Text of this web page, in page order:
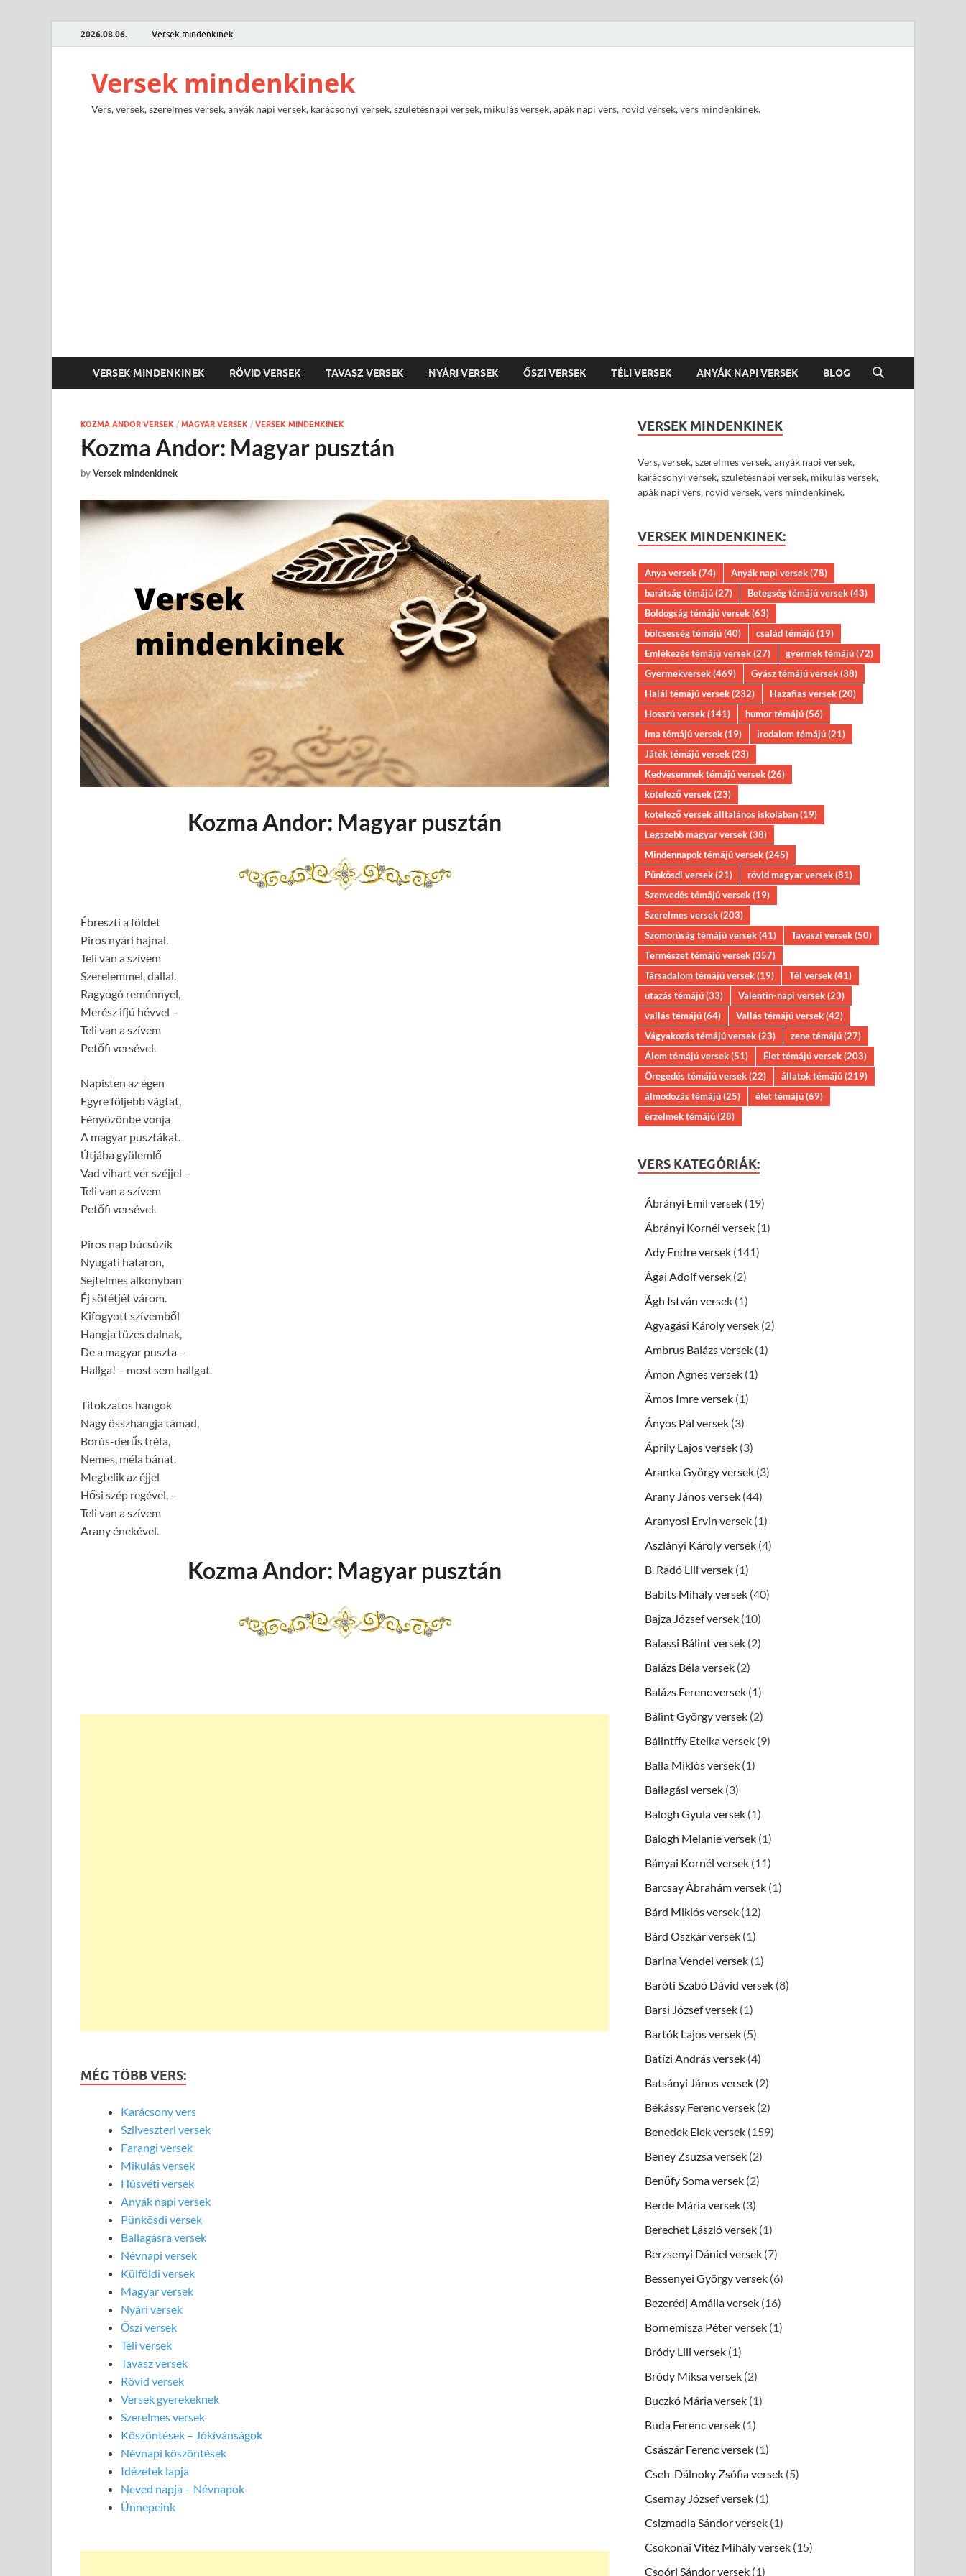
2026.08.06. Versek mindenkinek
Versek mindenkinek
Vers, versek, szerelmes versek, anyák napi versek, karácsonyi versek, születésnapi versek, mikulás versek, apák napi vers, rövid versek, vers mindenkinek.
VERSEK MINDENKINEK RÖVID VERSEK TAVASZ VERSEK NYÁRI VERSEK ŐSZI VERSEK TÉLI VERSEK ANYÁK NAPI VERSEK BLOG
KOZMA ANDOR VERSEK / MAGYAR VERSEK / VERSEK MINDENKINEK
Kozma Andor: Magyar pusztán
byVersek mindenkinek
Kozma Andor: Magyar pusztán
Ébreszti a földet
Piros nyári hajnal.
Teli van a szívem
Szerelemmel, dallal.
Ragyogó reménnyel,
Merész ifjú hévvel –
Teli van a szívem
Petőfi versével.
Napisten az égen
Egyre följebb vágtat,
Fényözönbe vonja
A magyar pusztákat.
Útjába gyülemlő
Vad vihart ver széjjel –
Teli van a szívem
Petőfi versével.
Piros nap búcsúzik
Nyugati határon,
Sejtelmes alkonyban
Éj sötétjét várom.
Kifogyott szívemből
Hangja tüzes dalnak,
De a magyar puszta –
Hallga! – most sem hallgat.
Titokzatos hangok
Nagy összhangja támad,
Borús-derűs tréfa,
Nemes, méla bánat.
Megtelik az éjjel
Hősi szép regével, –
Teli van a szívem
Arany énekével.
Kozma Andor: Magyar pusztán
MÉG TÖBB VERS:
Karácsony vers
Szilveszteri versek
Farangi versek
Mikulás versek
Húsvéti versek
Anyák napi versek
Pünkösdi versek
Ballagásra versek
Névnapi versek
Külföldi versek
Magyar versek
Nyári versek
Őszi versek
Téli versek
Tavasz versek
Rövid versek
Versek gyerekeknek
Szerelmes versek
Köszöntések – Jókívánságok
Névnapi köszöntések
Idézetek lapja
Neved napja – Névnapok
Ünnepeink
VERSEK MINDENKINEK
Vers, versek, szerelmes versek, anyák napi versek,
karácsonyi versek, születésnapi versek, mikulás versek,
apák napi vers, rövid versek, vers mindenkinek.
VERSEK MINDENKINEK:
Anya versek(74) Anyák napi versek(78)
barátság témájú(27) Betegség témájú versek(43)
Boldogság témájú versek(63)
bölcsesség témájú(40) család témájú(19)
Emlékezés témájú versek(27) gyermek témájú(72)
Gyermekversek(469) Gyász témájú versek(38)
Halál témájú versek(232) Hazafias versek(20)
Hosszú versek(141) humor témájú(56)
Ima témájú versek(19) irodalom témájú(21)
Játék témájú versek(23)
Kedvesemnek témájú versek(26)
kötelező versek(23)
kötelező versek álltalános iskolában(19)
Legszebb magyar versek(38)
Mindennapok témájú versek(245)
Pünkösdi versek(21) rövid magyar versek(81)
Szenvedés témájú versek(19)
Szerelmes versek(203)
Szomorúság témájú versek(41) Tavaszi versek(50)
Természet témájú versek(357)
Társadalom témájú versek(19) Tél versek(41)
utazás témájú(33) Valentin-napi versek(23)
vallás témájú(64) Vallás témájú versek(42)
Vágyakozás témájú versek(23) zene témájú(27)
Álom témájú versek(51) Élet témájú versek(203)
Öregedés témájú versek(22) állatok témájú(219)
álmodozás témájú(25) élet témájú(69)
érzelmek témájú(28)
VERS KATEGÓRIÁK:
Ábrányi Emil versek (19)
Ábrányi Kornél versek (1)
Ady Endre versek (141)
Ágai Adolf versek (2)
Ágh István versek (1)
Agyagási Károly versek (2)
Ambrus Balázs versek (1)
Ámon Ágnes versek (1)
Ámos Imre versek (1)
Ányos Pál versek (3)
Áprily Lajos versek (3)
Aranka György versek (3)
Arany János versek (44)
Aranyosi Ervin versek (1)
Aszlányi Károly versek (4)
B. Radó Lili versek (1)
Babits Mihály versek (40)
Bajza József versek (10)
Balassi Bálint versek (2)
Balázs Béla versek (2)
Balázs Ferenc versek (1)
Bálint György versek (2)
Bálintffy Etelka versek (9)
Balla Miklós versek (1)
Ballagási versek (3)
Balogh Gyula versek (1)
Balogh Melanie versek (1)
Bányai Kornél versek (11)
Barcsay Ábrahám versek (1)
Bárd Miklós versek (12)
Bárd Oszkár versek (1)
Barina Vendel versek (1)
Baróti Szabó Dávid versek (8)
Barsi József versek (1)
Bartók Lajos versek (5)
Batízi András versek (4)
Batsányi János versek (2)
Békássy Ferenc versek (2)
Benedek Elek versek (159)
Beney Zsuzsa versek (2)
Benőfy Soma versek (2)
Berde Mária versek (3)
Berechet László versek (1)
Berzsenyi Dániel versek (7)
Bessenyei György versek (6)
Bezerédj Amália versek (16)
Bornemisza Péter versek (1)
Bródy Lili versek (1)
Bródy Miksa versek (2)
Buczkó Mária versek (1)
Buda Ferenc versek (1)
Császár Ferenc versek (1)
Cseh-Dálnoky Zsófia versek (5)
Csernay József versek (1)
Csizmadia Sándor versek (1)
Csokonai Vitéz Mihály versek (15)
Csoóri Sándor versek (1)